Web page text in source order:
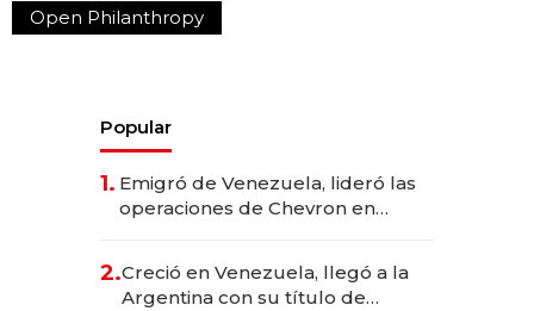
Open Philanthropy
Popular
1. Emigró de Venezuela, lideró las
operaciones de Chevron en
2.Creció en Venezuela, llegó a la
Argentina con su título de